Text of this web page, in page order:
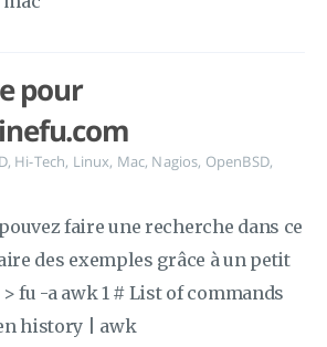
pour
, Hi-Tech, Linux, Mac, Nagios, OpenBSD,
faire une recherche dans ce
des exemples grâce à un petit
fu -a awk 1 # List of commands
history | awk